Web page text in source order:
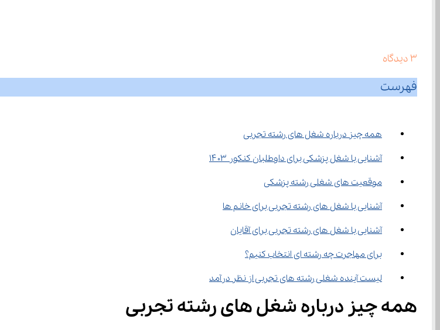
3 دیدگاه
فهرست
همه چیز درباره شغل ‌های رشته تجربی
آشنایی با شغل پزشکی برای داوطلبان کنکور ۱۴۰۳
موقعیت های شغلی رشته پزشکی
آشنایی با شغل‌ های رشته تجربی برای خانم ها
آشنایی با شغل‌ های رشته تجربی برای آقایان
برای مهاجرت چه رشته ای انتخاب کنیم؟
لیست آینده شغلی رشته‌ های تجربی از نظر درآمد
همه چیز درباره شغل ‌های رشته تجربی